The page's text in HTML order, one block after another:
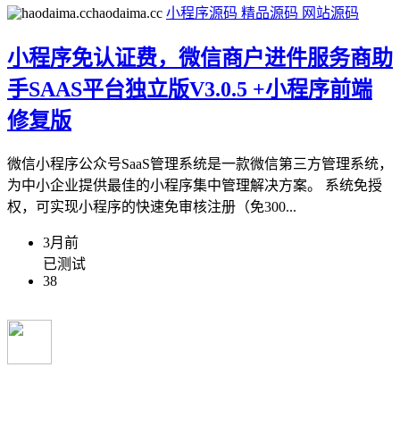
haodaima.cc 小程序源码 精品源码 网站源码
小程序免认证费，微信商户进件服务商助
手SAAS平台独立版V3.0.5 +小程序前端
修复版
微信小程序公众号SaaS管理系统是一款微信第三方管理系统，
为中小企业提供最佳的小程序集中管理解决方案。 系统免授
权，可实现小程序的快速免审核注册（免300...
3月前
已测试
38